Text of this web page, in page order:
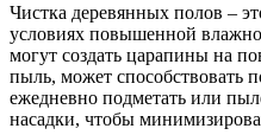
Чистка деревянных полов –
условиях повышенной
могут создать царапины на
пыль, может способствовать
ежедневно подметать или
насадки, чтобы